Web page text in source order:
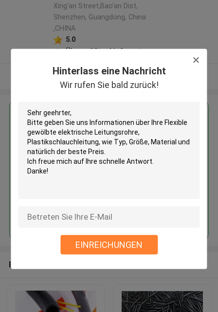
Hinterlass eine Nachricht
Wir rufen Sie bald zurück!
EINREICHUNGEN
Xing'an Street,Bao'an Dist,
Shenzhen, Guangdong, China
,CHINA
5.0
Überprüfter Lieferant
Sehen Sie mehr an
Erhalten Sie den besten Preis für
Flexible gewölbte elektrische
Leitungsrohre,
Plastikschlauchleitung
Fortsetzen
Empfohlene Produkte